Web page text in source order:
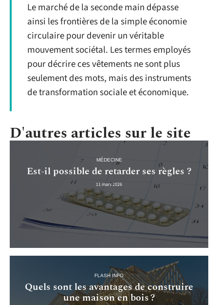
Le marché de la seconde main dépasse
ainsi les frontières de la simple économie
circulaire pour devenir un véritable
mouvement sociétal. Les termes employés
pour décrire ces vêtements ne sont plus
seulement des mots, mais des instruments
de transformation sociale et économique.
D'autres articles sur le site
MÉDECINE
Est-il possible de retarder ses règles ?
11 mars 2026
FLASH INFO
Quels sont les avantages de construire
une maison en bois ?